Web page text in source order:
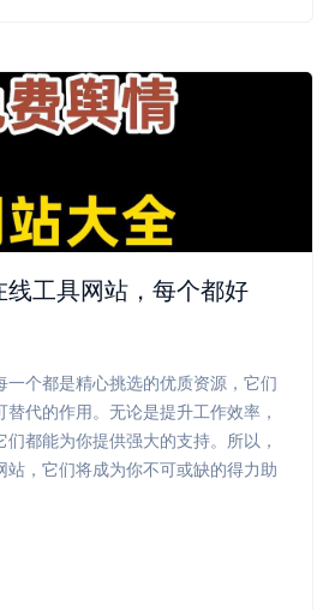
工具网站，每个都好
一个都是精心挑选的优质资源，它们
代的作用。无论是提升工作效率，
都能为你提供强大的支持。所以，
站，它们将成为你不可或缺的得力助